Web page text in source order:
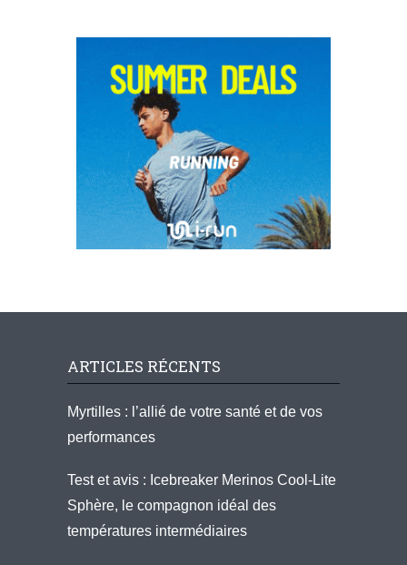
ARTICLES RÉCENTS
Myrtilles : l’allié de votre santé et de vos
performances
Test et avis : Icebreaker Merinos Cool-Lite
Sphère, le compagnon idéal des
températures intermédiaires